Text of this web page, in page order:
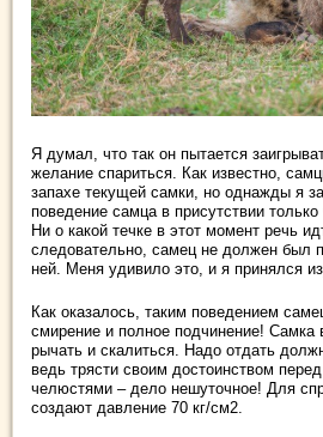
Я думал, что так он пытается
желание спариться. Как известно,
запахе текущей самки, но однажды я
поведение самца в присутствии
Ни о какой течке в этот момент речь
следовательно, самец не должен был
ней. Меня удивило это, и я принялся
Как оказалось, таким поведением
смирение и полное подчинение! Самка
рычать и скалиться. Надо отдать
ведь трясти своим достоинством
челюстями – дело нешуточное! Для
создают давление 70 кг/см2.